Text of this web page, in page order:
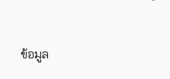
ข้อมูล